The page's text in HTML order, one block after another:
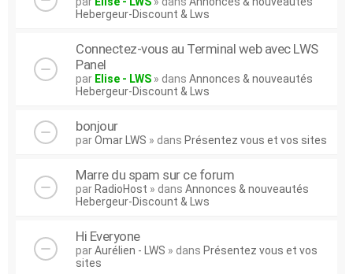
Hebergeur-Discount & Lws
Connectez-vous au Terminal web avec LWS
Panel
par Elise - LWS » dans Annonces & nouveautés
Hebergeur-Discount & Lws
bonjour
parOmar LWS » dans Présentez vous et vos sites
Marre du spam sur ce forum
par RadioHost » dans Annonces & nouveautés
Hebergeur-Discount & Lws
Hi Everyone
parAurélien - LWS » dans Présentez vous et vos
sites